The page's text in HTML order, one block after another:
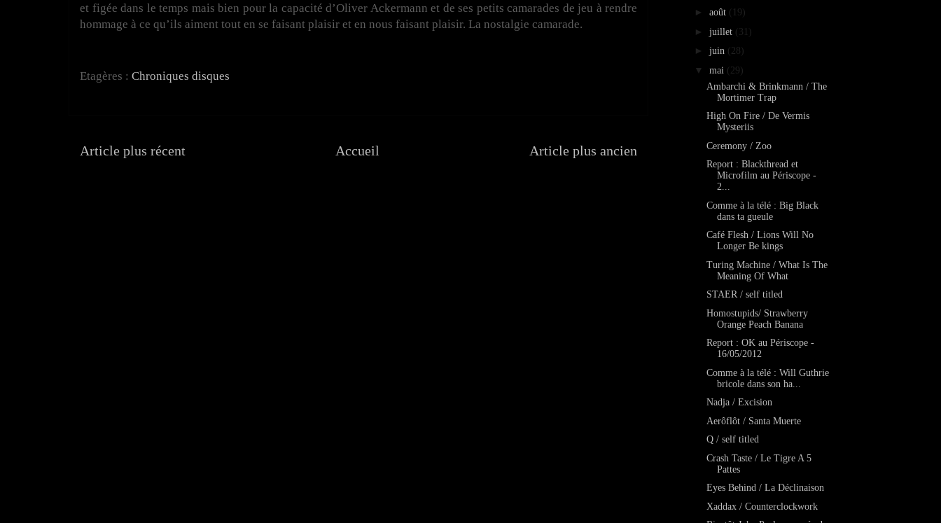
et figée dans le temps mais bien pour la capacité d’Oliver Ackermann et de ses petits camarades de jeu à rendre
hommage à ce qu’ils aiment tout en se faisant plaisir et en nous faisant plaisir. La nostalgie camarade.
Etagères : Chroniques disques
Article plus récent Article plus ancien
Accueil
► août (19)
► juillet (31)
► juin (28)
▼ mai (29)
Ambarchi & Brinkmann / The
Mortimer Trap
High On Fire / De Vermis
Mysteriis
Ceremony / Zoo
Report : Blackthread et
Microfilm au Périscope -
2...
Comme à la télé : Big Black
dans ta gueule
Café Flesh / Lions Will No
Longer Be kings
Turing Machine / What Is The
Meaning Of What
STAER / self titled
Homostupids/ Strawberry
Orange Peach Banana
Report : OK au Périscope -
16/05/2012
Comme à la télé : Will Guthrie
bricole dans son ha...
Nadja / Excision
Aerôflôt / Santa Muerte
Q / self titled
Crash Taste / Le Tigre A 5
Pattes
Eyes Behind / La Déclinaison
Xaddax / Counterclockwork